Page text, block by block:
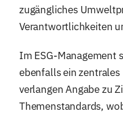
zugängliches
Verantwortlichkeiten
Im ESG-Management
ebenfalls ein zentrales
verlangen Angabe zu
Themenstandards,